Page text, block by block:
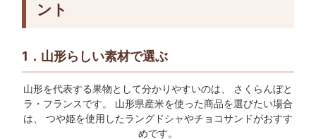
ント
1．山形らしい素材で選ぶ
山形を代表する果物として分かりやすいのは、 さくらんぼと
ラ・フランスです。 山形県産米を使った商品を選びたい場合
は、 つや姫を使用したラングドシャやチョコサンドがおすす
めです。